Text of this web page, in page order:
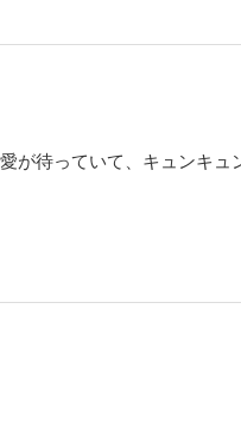
待っていて、キュンキュ